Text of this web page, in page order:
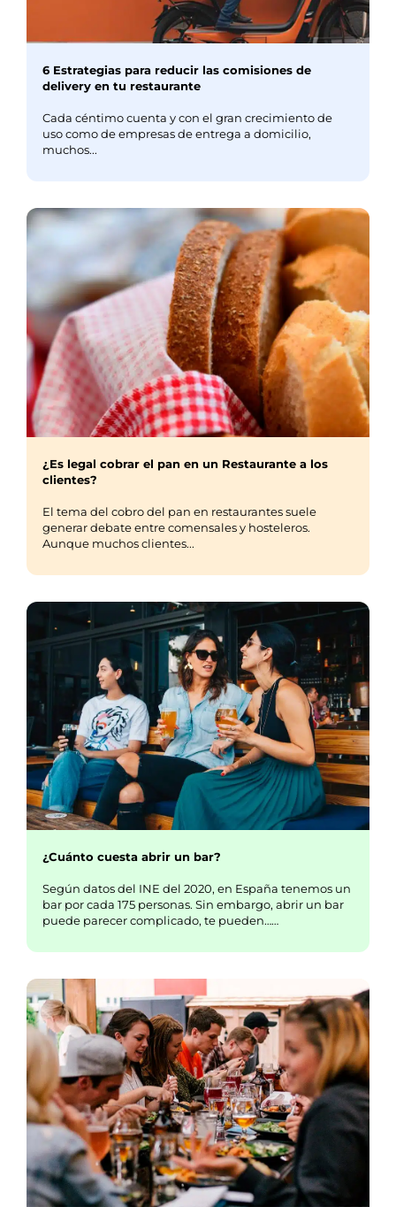
6 Estrategias para reducir las comisiones de
delivery en tu restaurante
Cada céntimo cuenta y con el gran crecimiento de
uso como de empresas de entrega a domicilio,
muchos...
¿Es legal cobrar el pan en un Restaurante a los
clientes?
El tema del cobro del pan en restaurantes suele
generar debate entre comensales y hosteleros.
Aunque muchos clientes...
¿Cuánto cuesta abrir un bar?
Según datos del INE del 2020, en España tenemos un
bar por cada 175 personas. Sin embargo, abrir un bar
puede parecer complicado, te pueden……